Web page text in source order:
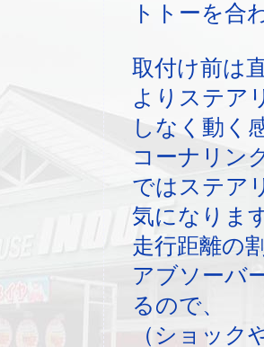
トトーを合
取付け前は
よりステア
しなく動く
コーナリン
ではステア
気になりま
走行距離の
アブソーバ
るので、
（ショック